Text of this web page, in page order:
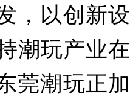
，以创新设
潮玩产业在
莞潮玩正加